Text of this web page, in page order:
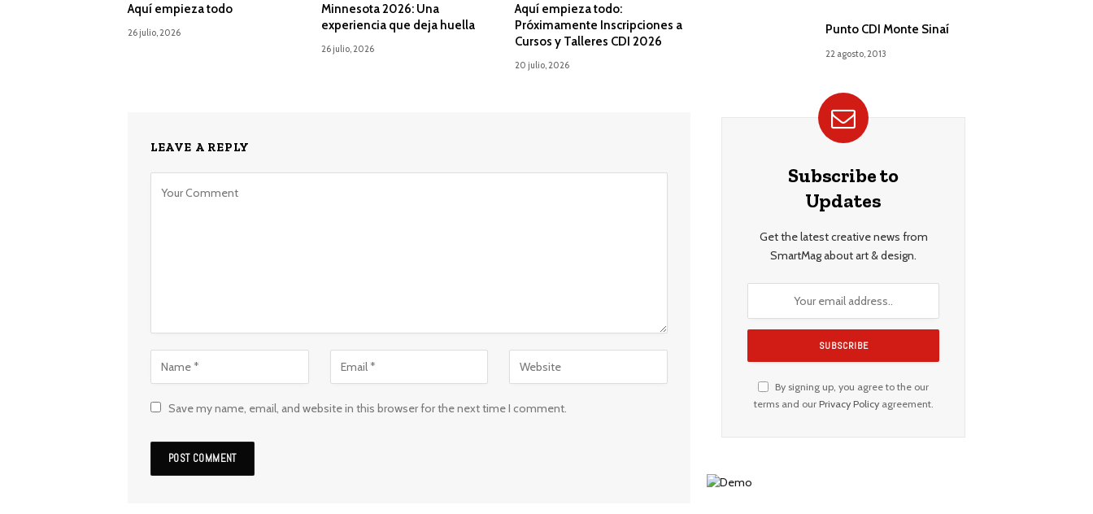
Aquí empieza todo
26 julio, 2026
Minnesota 2026: Una
experiencia que deja huella
26 julio, 2026
Aquí empieza todo:
Próximamente Inscripciones a
Cursos y Talleres CDI 2026
20 julio, 2026
LEAVE A REPLY
Save my name, email, and website in this browser for the next time I comment.
Punto CDI Monte Sinaí
22 agosto, 2013
Subscribe to
Updates
Get the latest creative news from
SmartMag about art & design.
By signing up, you agree to the our
terms and our Privacy Policyagreement.